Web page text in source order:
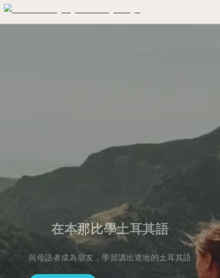
在本那比學土耳其語
與母語者成為朋友，學習講出道地的土耳其語